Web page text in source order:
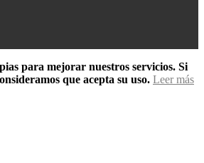
para mejorar nuestros servicios. Si
que acepta su uso. Leer más